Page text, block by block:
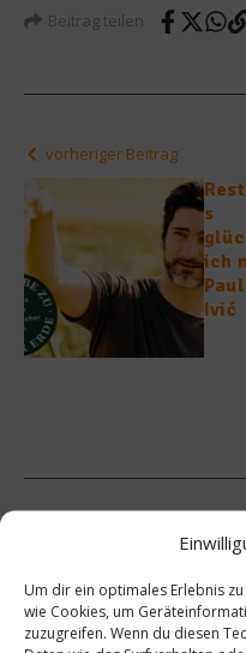
Um dir ein optimales Erlebnis
wie Cookies, um
zuzugreifen. Wenn du diesen
Beitrag teilen
vorheriger Beitrag
s
ich
Paul
Ivić
Ähnliche Beiträge